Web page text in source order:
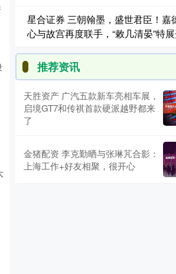
星合证券 三朝翰墨，盛世君臣！嘉
心与故宫再度联手，“敕几清晏”特
推荐资讯
天胜资产 广汽五款新车亮相车展，
启境GT7和传祺首款硬派越野都来
了
金猪配资 李克勤晒与张琳芃合影：
上海工作+好友相聚，很开心